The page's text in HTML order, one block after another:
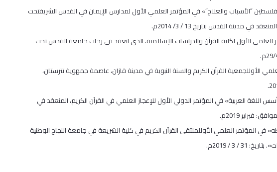
“الأسباب والعلاج”» في المؤتمر العلمي الأول لمدارس الإيمان في القدس الشريفتحت
القدس بتاريخ 13 / 3/ 2014م.
العلمي الأول لكلية القرآن والدراسات الإسلامية، الذي انعقد في رحاب جامعة القدس تحت
الأوللجمعية القرآن الكريم والسنة النبوية في مدينة قازان، عاصمة جمهوية تترستان،
اللغة العربية» في المؤتمر الدولي الأول للإعجاز العلمي في القرآن الكريم، المنعقد في
في المؤتمر العلمي الأوللملتقى القرآن الكريم في كلية الشريعة في جامعة النجاح الوطنية
/ 3 / 2019م.